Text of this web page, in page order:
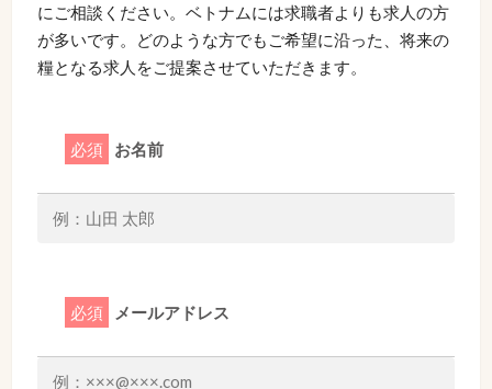
にご相談ください。ベトナムには求職者よりも求人の方
が多いです。どのような方でもご希望に沿った、将来の
糧となる求人をご提案させていただきます。
必須 お名前
必須 メールアドレス